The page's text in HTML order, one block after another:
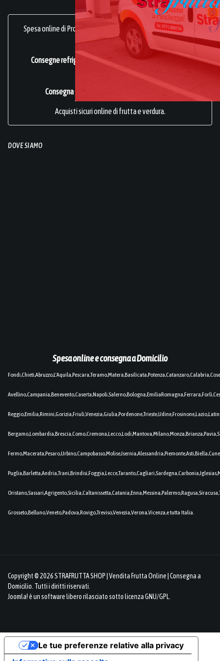
Spesa online di Prodotti Ortofrutticoli, sani, freschi e genuini.
frutta online.
Consegne refrigerate a domicilio in tutta Italia.
Azienda
Certificata ISO 22000
Consegna gratuita per acquisti superiori a 49€.
Acquisti sicuri online di frutta e verdura.
DOVE SIAMO
Spesa online e consegna a Domicilio
Grosseto,Belluno,Veneto,Padova,Rovigo,Treviso,Venezia,Verona,Vicenza,e tutta Italia.
Copyright © 2026 STRAFRUTTA SHOP | Vendita Frutta Online | Consegna a
Domicilio. Tutti i diritti riservati.
Joomla!è un software libero rilasciato sottolicenza GNU/GPL.
Le tue preferenze relative alla privacy